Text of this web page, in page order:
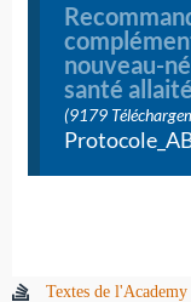
nouveau-
santé allaité
(9179
Textes de